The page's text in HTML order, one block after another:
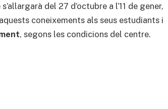
del 27 d’octubre a l’11 de gener,
coneixements als seus estudiants i
, segons les condicions del centre.